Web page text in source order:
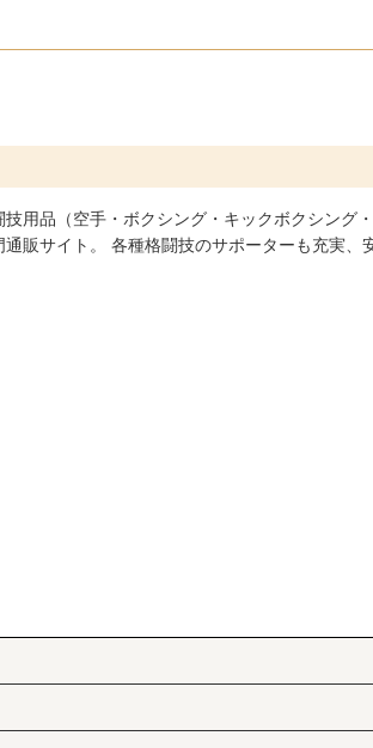
用品（空手・ボクシング・キックボクシン
販サイト。 各種格闘技のサポーターも充実